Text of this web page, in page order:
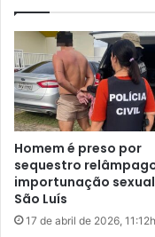
r
z
c
o
m
u
s
o
d
e
“
z
a
l
i
a
n
ç
a
e
n
Homem é preso por
sequestro
importunação
São Luís
17 de abril de 2026, 11:12h